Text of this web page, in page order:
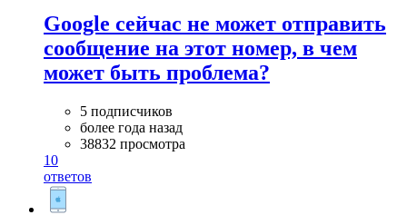
Google сейчас не может отправить
сообщение на этот номер, в чем
может быть проблема?
5 подписчиков
более года назад
38832 просмотра
10
ответов